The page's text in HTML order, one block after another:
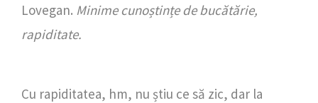
Lovegan. Minime cunoștințe de bucătărie,
rapiditate.
Cu rapiditatea, hm, nu știu ce să zic, dar la